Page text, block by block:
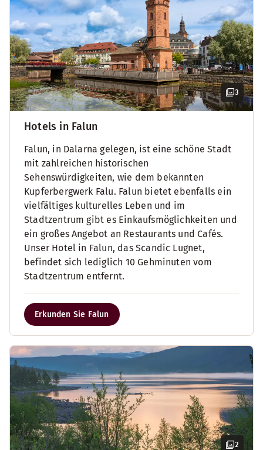
3
Hotels in Falun
Falun, in Dalarna gelegen, ist eine schöne Stadt
mit zahlreichen historischen
Sehenswürdigkeiten, wie dem bekannten
Kupferbergwerk Falu. Falun bietet ebenfalls ein
vielfältiges kulturelles Leben und im
Stadtzentrum gibt es Einkaufsmöglichkeiten und
ein großes Angebot an Restaurants und Cafés.
Unser Hotel in Falun, das Scandic Lugnet,
befindet sich lediglich 10 Gehminuten vom
Stadtzentrum entfernt.
Erkunden Sie Falun
2